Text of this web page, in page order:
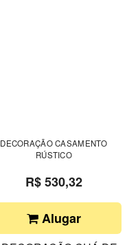
DECORAÇÃO CASAMENTO
RÚSTICO
R$ 530,32
Alugar